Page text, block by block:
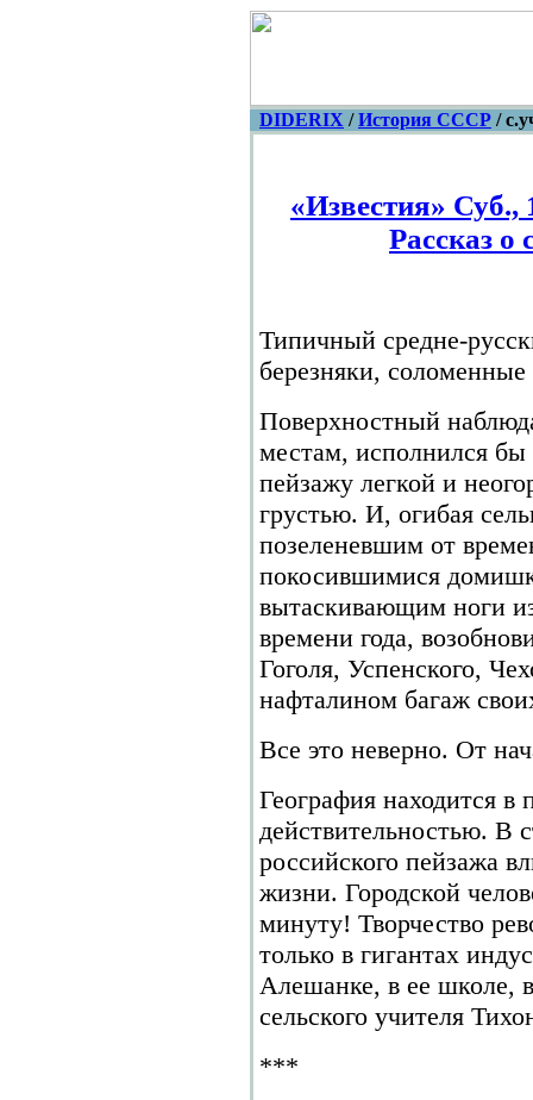
DIDERIX /История СССР /
«Известия» Суб.,
Рассказ о
Типичный средне-
березняки,
Поверхностный
местам, исполнился бы
пейзажу легкой и
грустью. И, огибая
позеленевшим от
покосившимися
вытаскивающим ноги
времени года,
Гоголя, Успенского,
нафталином багаж
Все это неверно. От
География находится в
действительностью. В
российского пейзажа
жизни. Городской
минуту! Творчество
только в гигантах
Алешанке, в ее школе,
сельского учителя
***